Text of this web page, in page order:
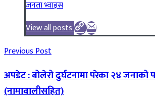
जनता भ्वाइस
View all posts
Previous Post
अपडेट : बोलेरो दुर्घटनामा परेका २४ जनाको
(नामावालीसहित)